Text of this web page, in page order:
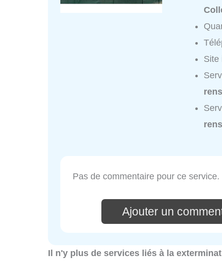
Pas de commentaire pour ce service.
Ajouter un
Il n'y plus de services liés à la